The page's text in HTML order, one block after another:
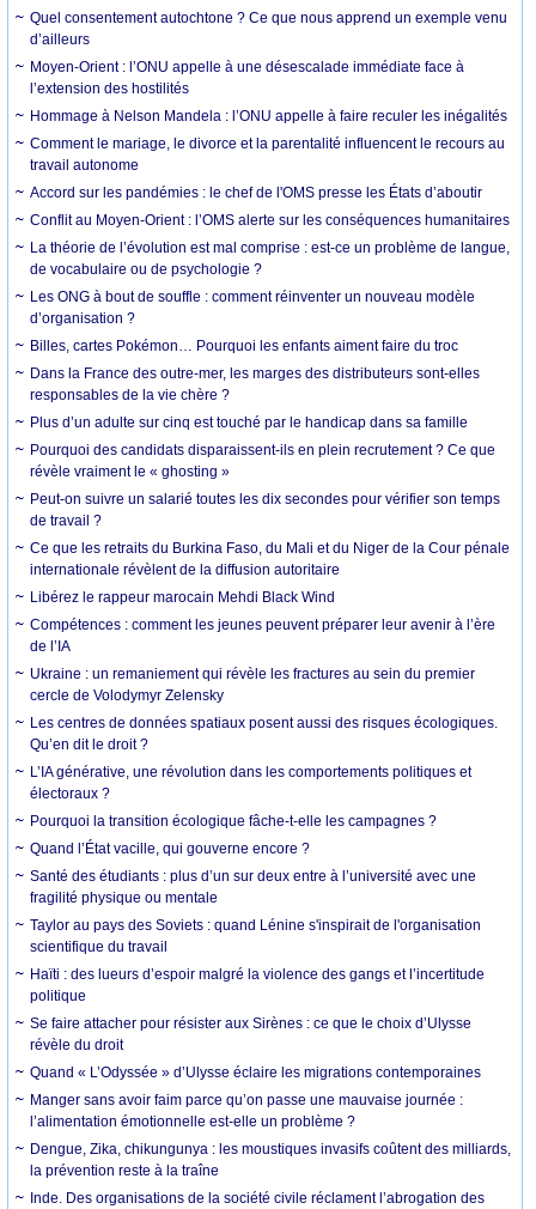
Quel consentement autochtone ? Ce que nous apprend un exemple venu
d’ailleurs
Moyen-Orient : l’ONU appelle à une désescalade immédiate face à
l’extension des hostilités
Hommage à Nelson Mandela : l’ONU appelle à faire reculer les inégalités
Comment le mariage, le divorce et la parentalité influencent le recours au
travail autonome
Accord sur les pandémies : le chef de l'OMS presse les États d’aboutir
Conflit au Moyen-Orient : l’OMS alerte sur les conséquences humanitaires
La théorie de l’évolution est mal comprise : est-ce un problème de langue,
de vocabulaire ou de psychologie ?
Les ONG à bout de souffle : comment réinventer un nouveau modèle
d’organisation ?
Billes, cartes Pokémon… Pourquoi les enfants aiment faire du troc
Dans la France des outre-mer, les marges des distributeurs sont-elles
responsables de la vie chère ?
Plus d’un adulte sur cinq est touché par le handicap dans sa famille
Pourquoi des candidats disparaissent-ils en plein recrutement ? Ce que
révèle vraiment le « ghosting »
Peut-on suivre un salarié toutes les dix secondes pour vérifier son temps
de travail ?
Ce que les retraits du Burkina Faso, du Mali et du Niger de la Cour pénale
internationale révèlent de la diffusion autoritaire
Libérez le rappeur marocain Mehdi Black Wind
Compétences : comment les jeunes peuvent préparer leur avenir à l’ère
de l’IA
Ukraine : un remaniement qui révèle les fractures au sein du premier
cercle de Volodymyr Zelensky
Les centres de données spatiaux posent aussi des risques écologiques.
Qu’en dit le droit ?
L’IA générative, une révolution dans les comportements politiques et
électoraux ?
Pourquoi la transition écologique fâche-t-elle les campagnes ?
Quand l’État vacille, qui gouverne encore ?
Santé des étudiants : plus d’un sur deux entre à l’université avec une
fragilité physique ou mentale
Taylor au pays des Soviets : quand Lénine s'inspirait de l'organisation
scientifique du travail
Haïti : des lueurs d’espoir malgré la violence des gangs et l’incertitude
politique
Se faire attacher pour résister aux Sirènes : ce que le choix d’Ulysse
révèle du droit
Quand « L’Odyssée » d’Ulysse éclaire les migrations contemporaines
Manger sans avoir faim parce qu’on passe une mauvaise journée :
l’alimentation émotionnelle est-elle un problème ?
Dengue, Zika, chikungunya : les moustiques invasifs coûtent des milliards,
la prévention reste à la traîne
Inde. Des organisations de la société civile réclament l’abrogation des